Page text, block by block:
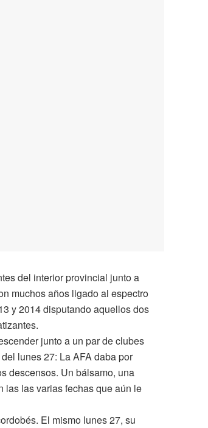
del interior provincial junto a
muchos años ligado al espectro
y 2014 disputando aquellos dos
junto a un par de clubes
lunes 27: La AFA daba por
descensos. Un bálsamo, una
las las varias fechas que aún le
El mismo lunes 27, su